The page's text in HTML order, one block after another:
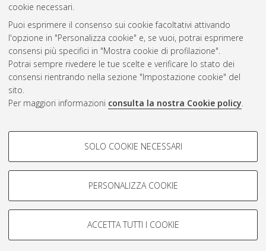
cookie necessari.
Puoi esprimere il consenso sui cookie facoltativi attivando
l'opzione in "Personalizza cookie" e, se vuoi, potrai esprimere
consensi più specifici in "Mostra cookie di profilazione".
Potrai sempre rivedere le tue scelte e verificare lo stato dei
consensi rientrando nella sezione "Impostazione cookie" del
sito.
Per maggiori informazioni consulta la nostra Cookie policy.
COOKIE DI PROFILAZIONE -
Si tratta di cookie utilizzati per analizzare le caratteristiche della
navigazione degli utenti, creare profili in base al loro comportamento
Mostra cookie di profilazione
COOKIE TECNICI - NECESSARI
SOLO COOKIE NECESSARI
PERSONALIZZA COOKIE
ACCETTA TUTTI I COOKIE
Atom
Rss 1.0
Rss 2.0
AMS Laurea
Impostazioni Cookie
Informativa sulla privacy
Condizioni d’uso del sito